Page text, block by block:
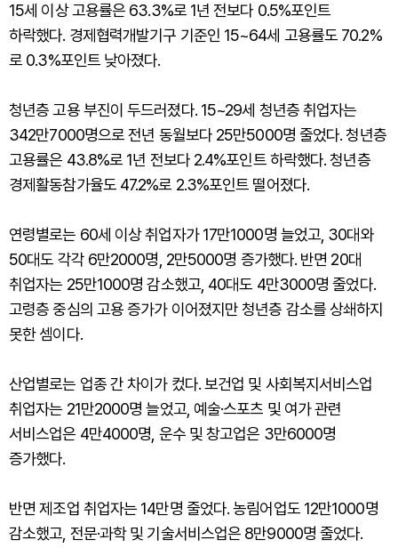
15세 이상 고용률은 63.3%로 1년 전보다 0.5%포인트
하락했다. 경제협력개발기구 기준인 15~64세 고용률도 70.2%
로 0.3%포인트 낮아졌다.
청년층 고용 부진이 두드러졌다. 15~29세 청년층 취업자는
342만7000명으로 전년 동월보다 25만5000명 줄었다. 청년층
고용률은 43.8%로 1년 전보다 2.4%포인트 하락했다. 청년층
경제활동참가율도 47.2%로 2.3%포인트 떨어졌다.
연령별로는 60세 이상 취업자가 17만1000명 늘었고, 30대와
50대도 각각 6만2000명, 2만5000명 증가했다. 반면 20대
취업자는 25만1000명 감소했고, 40대도 4만3000명 줄었다.
고령층 중심의 고용 증가가 이어졌지만 청년층 감소를 상쇄하지
못한 셈이다.
산업별로는 업종 간 차이가 컸다. 보건업 및 사회복지서비스업
취업자는 21만2000명 늘었고, 예술·스포츠 및 여가 관련
서비스업은 4만4000명, 운수 및 창고업은 3만6000명
증가했다.
반면 제조업 취업자는 14만명 줄었다. 농림어업도 12만1000명
감소했고, 전문·과학 및 기술서비스업은 8만9000명 줄었다.